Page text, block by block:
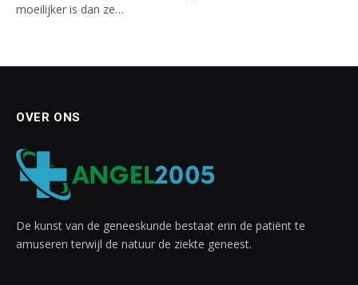
moeilijker is dan ze…
OVER ONS
De kunst van de geneeskunde bestaat erin de patiënt te
amuseren terwijl de natuur de ziekte geneest.